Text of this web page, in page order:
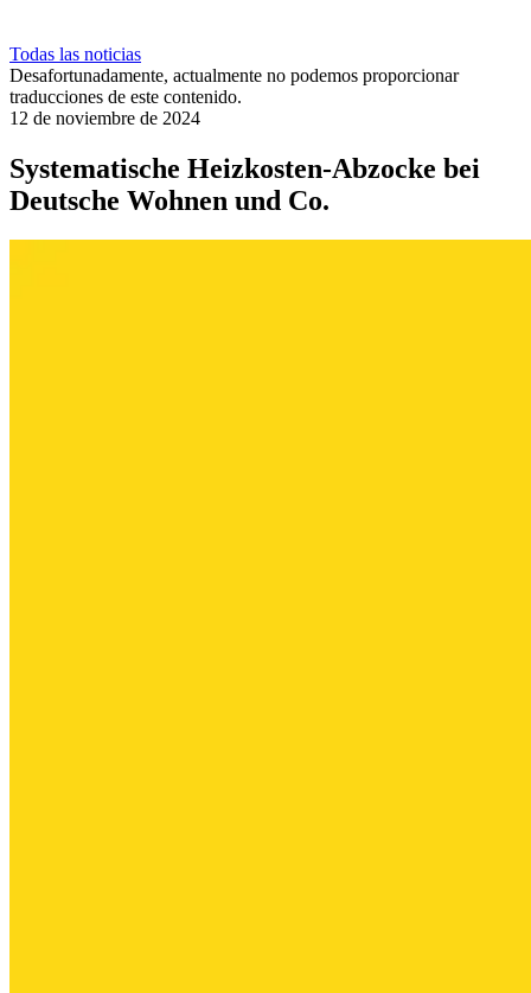
Todas las noticias
Desafortunadamente, actualmente no podemos proporcionar
traducciones de este contenido.
12 de noviembre de 2024
Systematische Heizkosten-Abzocke bei
Deutsche Wohnen und Co.